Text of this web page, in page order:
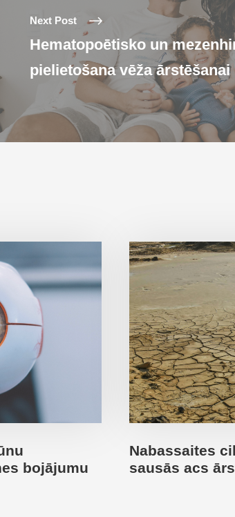
Next Post
Hematopoētisko un
pielietošana vēža ārstēšanai
bojājumu
Nabassaites
sausās acs